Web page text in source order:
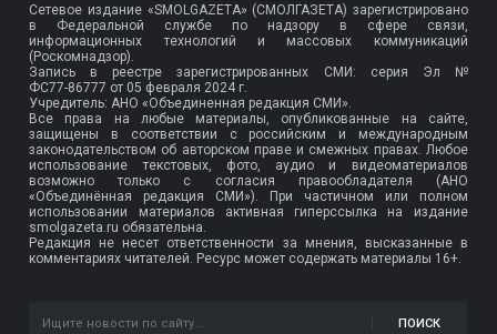
Сетевое издание «SMOLGAZETA» (СМОЛГАЗЕТА) зарегистрировано
в Федеральной службе по надзору в сфере связи,
информационных технологий и массовых коммуникаций
(Роскомнадзор).
Запись в реестре зарегистрированных СМИ: серия Эл №
ФС77-86777 от 05 февраля 2024 г.
Учредитель: АНО «Объединенная редакция СМИ».
Все права на любые материалы, опубликованные на сайте,
защищены в соответствии с российским и международным
законодательством об авторском праве и смежных правах. Любое
использование текстовых, фото, аудио и видеоматериалов
возможно только с согласия правообладателя (АНО
«Объединённая редакция СМИ»). При частичном или полном
использовании материалов активная гиперссылка на издание
smolgazeta.ru обязательна.
Редакция не несет ответственности за мнения, высказанные в
комментариях читателей. Ресурс может содержать материалы 16+.
ПОИСК